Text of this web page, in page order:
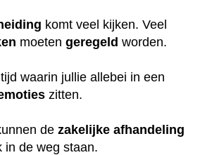
komt veel kijken. Veel
moeten geregeld worden.
waarin jullie allebei in een
zitten.
de zakelijke afhandeling
in de weg staan.